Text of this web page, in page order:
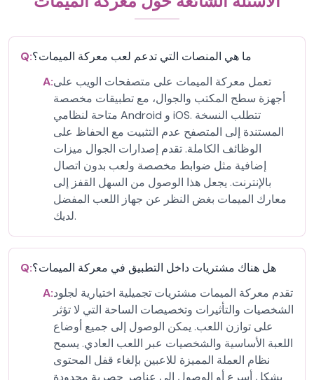
Q:ما هي المنصات التي تدعم لعب معركة الميمات؟
A:تعمل معركة الميمات على متصفحات الويب على
أجهزة سطح المكتب والجوال، مع تطبيقات مخصصة
متاحة لنظامي Android و iOS. تتطلب النسخة
المستندة إلى المتصفح عدم التثبيت مع الحفاظ على
الوظائف الكاملة. تقدم إصدارات الجوال ميزات
إضافية مثل ضوابط مخصصة ولعب بدون اتصال
بالإنترنت. يجعل هذا الوصول من السهل القفز إلى
معارك الميمات بغض النظر عن جهاز اللعب المفضل
لديك.
Q:هل هناك مشتريات داخل التطبيق في معركة الميمات؟
A:تقدم معركة الميمات مشتريات تجميلية اختيارية لجلود
الشخصيات والتأثيرات وتخصيصات الساحة التي لا تؤثر
على توازن اللعب. يمكن الوصول إلى جميع أوضاع
اللعبة الأساسية والشخصيات عبر اللعب العادي. يسمح
نظام العملة المميزة للاعبين بإلغاء قفل المحتوى
بشكل أسرع أو الوصول إلى عناصر حصرية محدودة